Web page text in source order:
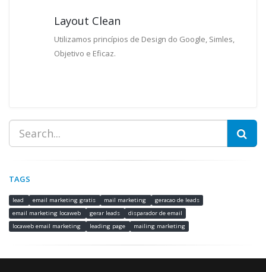
Layout Clean
Utilizamos princípios de Design do Google, Simles,
Objetivo e Eficaz.
TAGS
lead email marketing gratis mail marketing
geracao de leads
email marketing locaweb
gerar leads
disparador de email
locaweb email marketing
leading page mailing marketing